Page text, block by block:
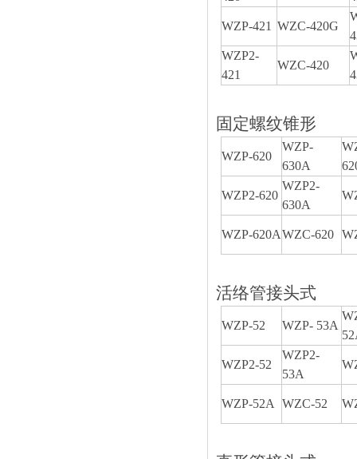
WZP-421 WZC-420G
WZP2-
421
WZC-420
固定螺纹锥形
WZP-620
WZP-
630A
WZP2-620
WZP2-
630A
WZP-620AWZC-620
活络管接头式
WZP-52 WZP- 53A
WZP2-52
WZP2-
53A
WZP-52A WZC-52